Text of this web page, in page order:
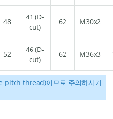
48
41 (D-
cut)
62 M30x2
52
46 (D-
cut)
62 M36x3
pitch thread)이므로 주의하시기